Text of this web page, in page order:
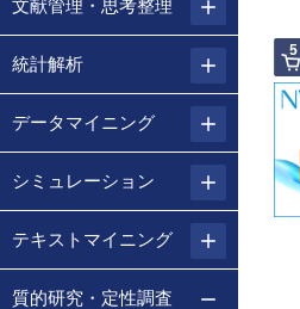
文献管理・思考整理
統計解析
データマイニング
シミュレーション
テキストマイニング
質的研究・定性調査